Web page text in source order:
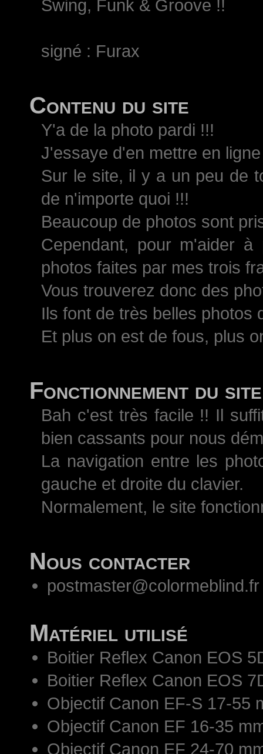
Swing, Funk & Groove !!
signé : Furax
Contenu du site
Y'a de la photo pardi !!!
J'essaye d'en mettre en
Sur le site, il y a un peu de
de n'importe quoi !!!
Beaucoup de photos sont
Cependant, pour m'aider
photos faites par mes trois
Vous trouverez donc des
Ils font de très belles photos
Et plus on est de fous, plus
Fonctionnement du site
Bah c'est très facile !! Il
bien cassants pour nous
La navigation entre les
gauche et droite du clavier.
Normalement, le site
Nous contacter
postmaster@colormeblind.fr
Matériel utilisé
Boitier Reflex Canon EOS
Boitier Reflex Canon EOS
Objectif Canon EF-S 17-55
Objectif Canon EF 16-35
Objectif Canon EF 24-70